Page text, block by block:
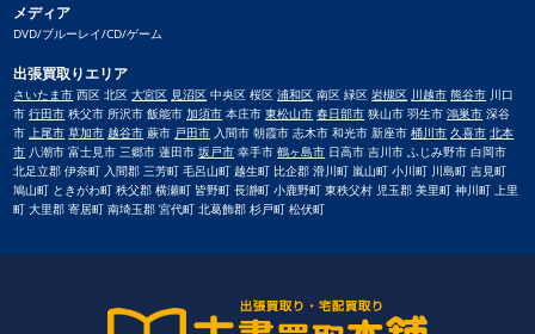
メディア
DVD/ブルーレイ/CD/ゲーム
出張買取りエリア
さいたま市 西区 北区大宮区 見沼区 中央区 桜区浦和区 南区 緑区岩槻区 川越市 熊谷市 川口
市行田市 秩父市 所沢市 飯能市加須市 本庄市東松山市 春日部市 狭山市 羽生市鴻巣市 深谷
市 上尾市 草加市 越谷市 蕨市 戸田市 入間市 朝霞市 志木市 和光市 新座市桶川市 久喜市 北本
市 八潮市 富士見市 三郷市 蓮田市坂戸市 幸手市鶴ヶ島市 日高市 吉川市 ふじみ野市 白岡市
北足立郡 伊奈町 入間郡 三芳町 毛呂山町 越生町 比企郡 滑川町 嵐山町 小川町 川島町 吉見町
鳩山町 ときがわ町 秩父郡 横瀬町 皆野町 長瀞町 小鹿野町 東秩父村 児玉郡 美里町 神川町 上里
町 大里郡 寄居町 南埼玉郡 宮代町 北葛飾郡 杉戸町 松伏町